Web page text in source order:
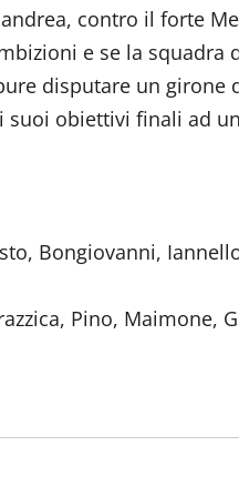
contro il forte
e se la squadra
disputare un girone
obiettivi finali ad
Bongiovanni,
Pino, Maimone,